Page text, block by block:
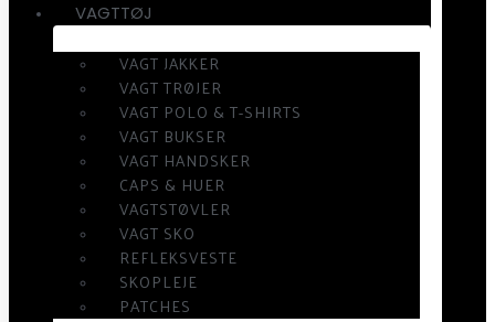
VAGTTØJ
VAGT JAKKER
VAGT TRØJER
VAGT POLO & T-SHIRTS
VAGT BUKSER
VAGT HANDSKER
CAPS & HUER
VAGTSTØVLER
VAGT SKO
REFLEKSVESTE
SKOPLEJE
PATCHES